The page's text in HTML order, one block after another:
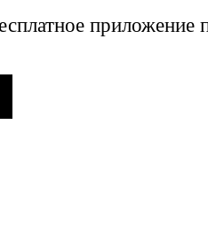
приложение